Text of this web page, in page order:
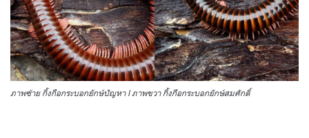
ภาพซ้าย กิ้งกือกระบอกยักษ์ปัญหา l ภาพขวา กิ้งกือกระบอกยักษ์สมศักดิ์